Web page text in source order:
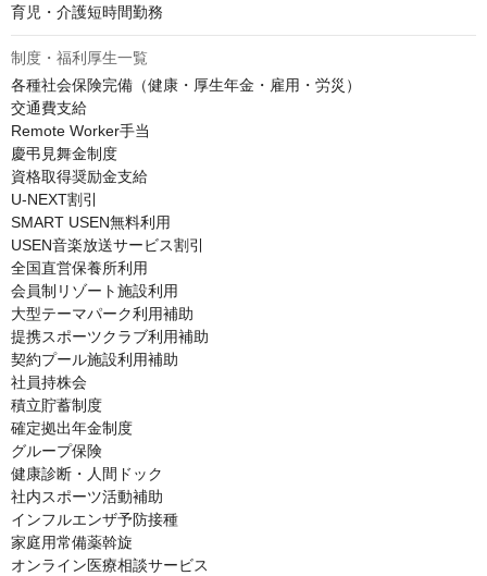
育児・介護短時間勤務
制度・福利厚生一覧
各種社会保険完備（健康・厚生年金・雇用・労災）
交通費支給
Remote Worker手当
慶弔見舞金制度
資格取得奨励金支給
U-NEXT割引
SMART USEN無料利用
USEN音楽放送サービス割引
全国直営保養所利用
会員制リゾート施設利用
大型テーマパーク利用補助
提携スポーツクラブ利用補助
契約プール施設利用補助
社員持株会
積立貯蓄制度
確定拠出年金制度
グループ保険
健康診断・人間ドック
社内スポーツ活動補助
インフルエンザ予防接種
家庭用常備薬斡旋
オンライン医療相談サービス